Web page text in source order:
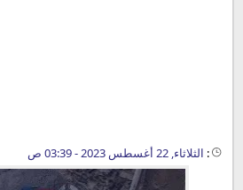
: الثلاثاء, 22 أغسطس 2023 - 03:39 ص